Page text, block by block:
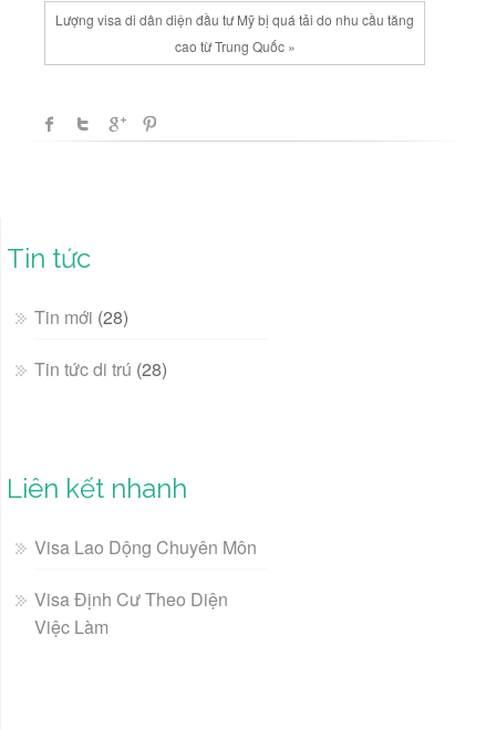
Lượng visa di dân diện đầu tư Mỹ bị quá tải do nhu cầu tăng
cao từ Trung Quốc »
Tin tức
Tin mới (28)
Tin tức di trú (28)
Liên kết nhanh
Visa Lao Dộng Chuyên Môn
Visa Định Cư Theo Diện
Việc Làm